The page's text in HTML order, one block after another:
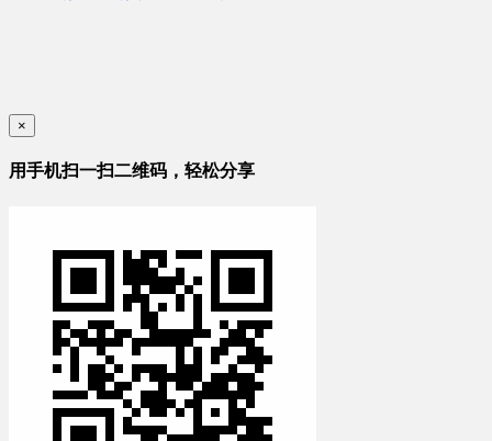
×
用手机扫一扫二维码，轻松分享